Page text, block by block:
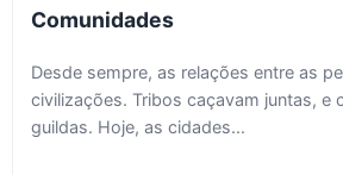
Comunidades
Desde sempre, as relações entre as
civilizações. Tribos caçavam juntas, e
guildas. Hoje, as cidades...